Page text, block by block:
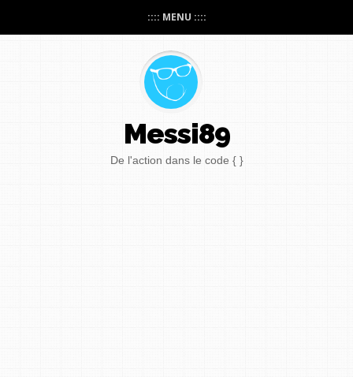
:::: MENU ::::
Messi89
De l'action dans le code { }